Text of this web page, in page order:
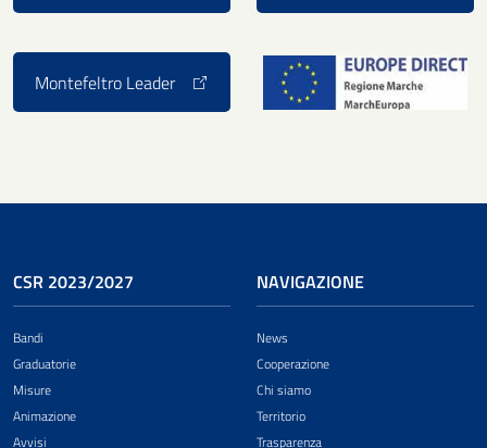
Montefeltro Leader
CSR 2023/2027
Bandi
Graduatorie
Misure
Animazione
Avvisi
NAVIGAZIONE
News
Cooperazione
Chi siamo
Territorio
Trasparenza